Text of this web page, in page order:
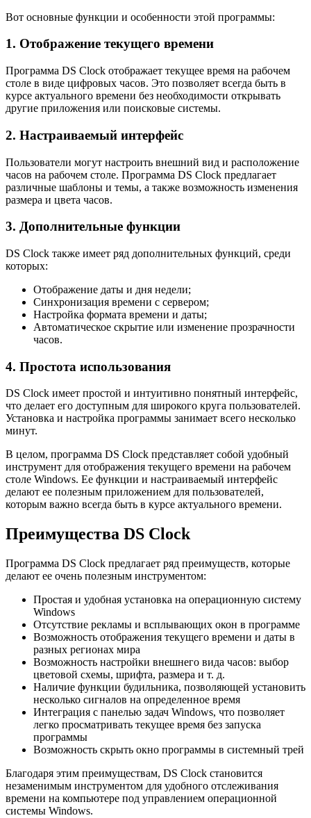
Вот основные функции и особенности этой программы:
1. Отображение текущего времени
Программа DS Clock отображает текущее время на рабочем
столе в виде цифровых часов. Это позволяет всегда быть в
курсе актуального времени без необходимости открывать
другие приложения или поисковые системы.
2. Настраиваемый интерфейс
Пользователи могут настроить внешний вид и расположение
часов на рабочем столе. Программа DS Clock предлагает
различные шаблоны и темы, а также возможность изменения
размера и цвета часов.
3. Дополнительные функции
DS Clock также имеет ряд дополнительных функций, среди
которых:
Отображение даты и дня недели;
Синхронизация времени с сервером;
Настройка формата времени и даты;
Автоматическое скрытие или изменение прозрачности
часов.
4. Простота использования
DS Clock имеет простой и интуитивно понятный интерфейс,
что делает его доступным для широкого круга пользователей.
Установка и настройка программы занимает всего несколько
минут.
В целом, программа DS Clock представляет собой удобный
инструмент для отображения текущего времени на рабочем
столе Windows. Ее функции и настраиваемый интерфейс
делают ее полезным приложением для пользователей,
которым важно всегда быть в курсе актуального времени.
Преимущества DS Clock
Программа DS Clock предлагает ряд преимуществ, которые
делают ее очень полезным инструментом:
Простая и удобная установка на операционную систему
Windows
Отсутствие рекламы и всплывающих окон в программе
Возможность отображения текущего времени и даты в
разных регионах мира
Возможность настройки внешнего вида часов: выбор
цветовой схемы, шрифта, размера и т. д.
Наличие функции будильника, позволяющей установить
несколько сигналов на определенное время
Интеграция с панелью задач Windows, что позволяет
легко просматривать текущее время без запуска
программы
Возможность скрыть окно программы в системный трей
Благодаря этим преимуществам, DS Clock становится
незаменимым инструментом для удобного отслеживания
времени на компьютере под управлением операционной
системы Windows.